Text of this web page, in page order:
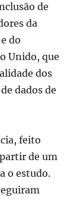
de
da
do
Unido, que
dos
dados de
feito
de um
o estudo.